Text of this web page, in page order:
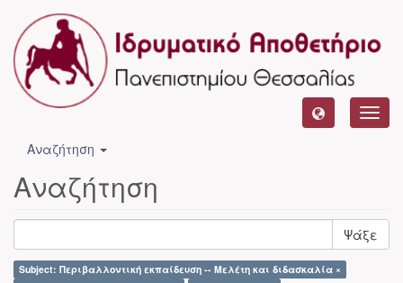
Αναζήτηση
Αναζήτηση
Ψάξε
Subject: Περιβαλλοντική εκπαίδευση -- Μελέτη και διδασκαλία ×